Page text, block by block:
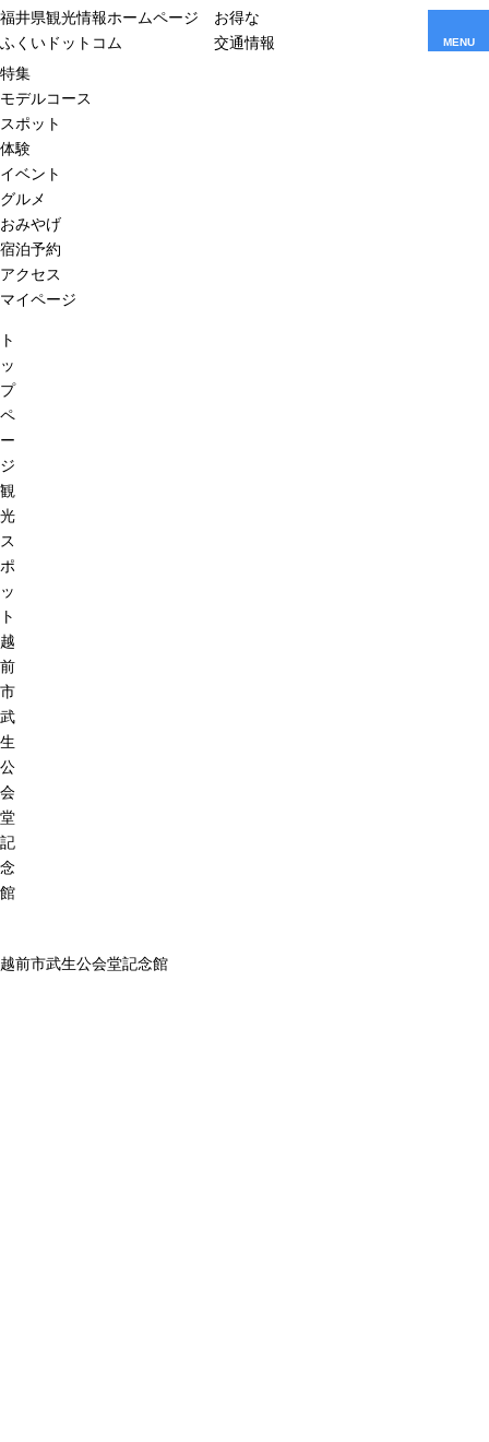
福井県観光情報ホームページ
ふくいドットコム
お得な
交通情報
MENU
特集
モデルコース
スポット
体験
イベント
グルメ
おみやげ
宿泊予約
アクセス
マイページ
ト
ッ
プ
ペ
ー
ジ
観
光
ス
ポ
ッ
ト
越
前
市
武
生
公
会
堂
記
念
館
越前市武生公会堂記念館